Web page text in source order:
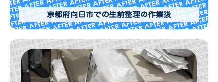
京都府向日市での生前整理の作業後